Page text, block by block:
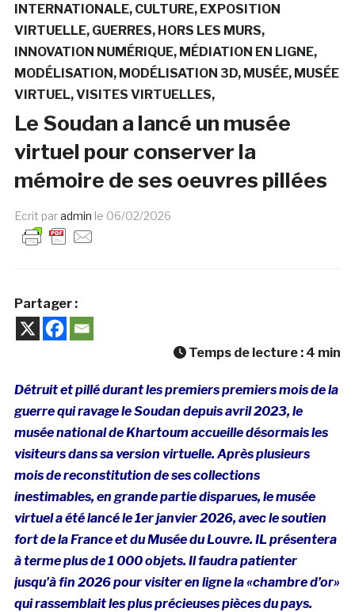
INTERNATIONALE CULTURE EXPOSITION
VIRTUELLE GUERRES HORS LES MURS
INNOVATION NUMÉRIQUE MÉDIATION EN LIGNE
MODÉLISATION MODÉLISATION 3D MUSÉE MUSÉE
VIRTUEL VISITES VIRTUELLES
Le Soudan a lancé un musée
virtuel pour conserver la
mémoire de ses oeuvres pillées
Ecrit paradmin le 06/02/2026
Partager :
Temps de lecture : 4 min
Détruit et pillé durant les premiers premiers mois de la
guerre qui ravage le Soudan depuis avril 2023, le
musée national de Khartoum accueille désormais les
visiteurs dans sa version virtuelle. Après plusieurs
mois de reconstitution de ses collections
inestimables, en grande partie disparues, le musée
virtuel a été lancé le 1er janvier 2026, avec le soutien
fort de la France et du Musée du Louvre. IL présentera
à terme plus de 1 000 objets. Il faudra patienter
jusqu’à fin 2026 pour visiter en ligne la «chambre d’or»
qui rassemblait les plus précieuses pièces du pays.